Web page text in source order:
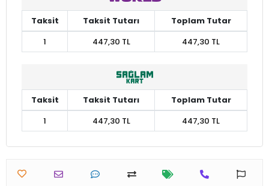
Taksit Taksit Tutarı
Toplam Tutar
1
447,30 TL 447,30 TL
Taksit Taksit Tutarı
Toplam Tutar
1
447,30 TL 447,30 TL